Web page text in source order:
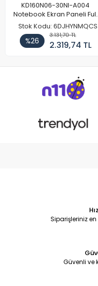
KD160N06-30NI-A004
Notebook Ekran Paneli Full
HD
Stok Kodu: 6DJHYNMQCS
%26
3.131,70 TL
2.319,74 TL
Siparişleriniz en
Güvenli ve